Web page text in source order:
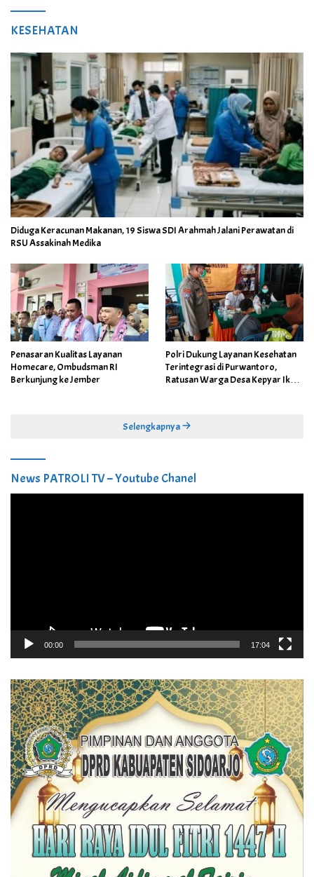
KESEHATAN
Diduga Keracunan Makanan, 19 Siswa SDI Arahmah Jalani Perawatan di
RSU Assakinah Medika
Penasaran Kualitas Layanan
Homecare, Ombudsman RI
Berkunjung ke Jember
Polri Dukung Layanan Kesehatan
Terintegrasi di Purwantoro,
Ratusan Warga Desa Kepyar Ikuti
Selengkapnya
News PATROLI TV – Youtube Chanel
00:00 17:04